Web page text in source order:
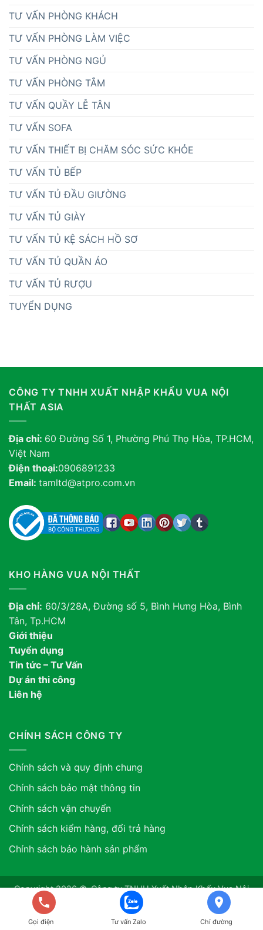
TƯ VẤN PHÒNG KHÁCH
TƯ VẤN PHÒNG LÀM VIỆC
TƯ VẤN PHÒNG NGỦ
TƯ VẤN PHÒNG TẮM
TƯ VẤN QUẦY LỄ TÂN
TƯ VẤN SOFA
TƯ VẤN THIẾT BỊ CHĂM SÓC SỨC KHỎE
TƯ VẤN TỦ BẾP
TƯ VẤN TỦ ĐẦU GIƯỜNG
TƯ VẤN TỦ GIÀY
TƯ VẤN TỦ KỆ SÁCH HỒ SƠ
TƯ VẤN TỦ QUẦN ÁO
TƯ VẤN TỦ RƯỢU
TUYỂN DỤNG
CÔNG TY TNHH XUẤT NHẬP KHẨU VUA NỘI
THẤT ASIA
Địa chỉ: 60 Đường Số 1, Phường Phú Thọ Hòa, TP.HCM,
Việt Nam
Điện thoại:0906891233
Email: tamltd@atpro.com.vn
KHO HÀNG VUA NỘI THẤT
Địa chỉ: 60/3/28A, Đường số 5, Bình Hưng Hòa, Bình
Tân, Tp.HCM
Giới thiệu
Tuyển dụng
Tin tức – Tư Vấn
Dự án thi công
Liên hệ
CHÍNH SÁCH CÔNG TY
Chính sách và quy định chung
Chính sách bảo mật thông tin
Chính sách vận chuyển
Chính sách kiểm hàng, đổi trả hàng
Chính sách bảo hành sản phẩm
Copyright 2026 ©. Công ty TNHH Xuất Nhập Khẩu Vua Nội
Thất ASIA. GPDKKD: 0318507634 do sở KH & ĐT TP.HCM
cấp ngày 12/06/2024
Gọi điện Tư vấn Zalo Chỉ đường